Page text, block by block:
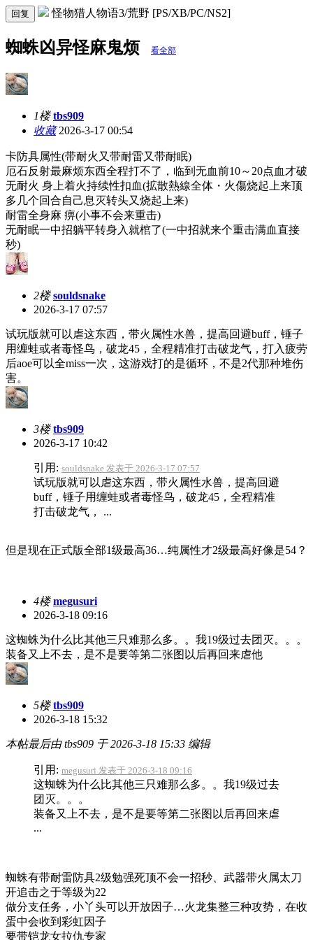
回复 怪物猎人物语3/荒野 [PS/XB/PC/NS2]
蜘蛛凶异怪麻鬼烦 看全部
1楼 tbs909
收藏2026-3-17 00:54
卡防具属性(带耐火又带耐雷又带耐眠)
厄石反射最麻烦东西全程打不了，临到无血前10～20点血才破
无耐火 身上着火持续性扣血(拡散熱線全体・火傷烧起上来顶
多几个回合自己息灭转头又烧起上来)
耐雷全身麻 痹(小事不会来重击)
无耐眠一中招躺平转身入就棺了(一中招就来个重击满血直接
秒)
2楼 souldsnake
2026-3-17 07:57
试玩版就可以虐这东西，带火属性水兽，提高回避buff，锤子
用缠蛙或者毒怪鸟，破龙45，全程精准打击破龙气，打入疲劳
后aoe可以全miss一次，这游戏打的是循环，不是2代那种堆伤
害。
3楼 tbs909
2026-3-17 10:42
引用: souldsnake 发表于 2026-3-17 07:57
试玩版就可以虐这东西，带火属性水兽，提高回避
buff，锤子用缠蛙或者毒怪鸟，破龙45，全程精准
打击破龙气， ...
但是现在正式版全部1级最高36…纯属性才2级最高好像是54？
4楼 megusuri
2026-3-18 09:16
这蜘蛛为什么比其他三只难那么多。。我19级过去团灭。。。
装备又上不去，是不是要等第二张图以后再回来虐他
5楼 tbs909
2026-3-18 15:32
本帖最后由 tbs909 于 2026-3-18 15:33 编辑
引用: megusuri 发表于 2026-3-18 09:16
这蜘蛛为什么比其他三只难那么多。。我19级过去
团灭。。。
装备又上不去，是不是要等第二张图以后再回来虐
...
蜘蛛有带耐雷防具2级勉强死顶不会一招秒、武器带火属太刀
开追击之于等级为22
做分支任务，小丫头可以开放因子…火龙集整三种攻势，在收
蛋中会收到彩虹因子
要带铠龙女拉仇专家